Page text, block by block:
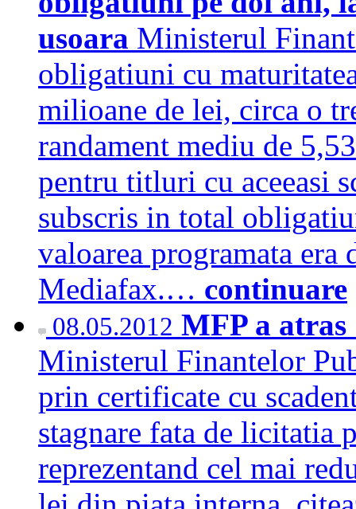
usoara Ministerul
obligatiuni cu
milioane de lei, circa o
randament mediu de
pentru titluri cu aceeasi
subscris in total
valoarea programata era
Mediafax.… continuare
08.05.2012 MFP a
Ministerul Finantelor
prin certificate cu
stagnare fata de licitatia
reprezentand cel mai